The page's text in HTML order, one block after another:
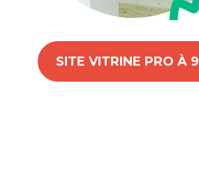
SITE VITRINE PRO À